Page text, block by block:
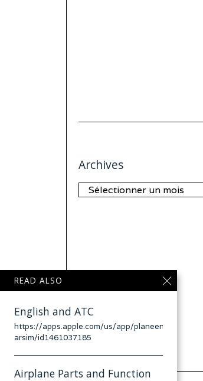
Archives
Archives
READ ALSO
English and ATC
https://apps.apple.com/us/app/planeenglish-
arsim/id1461037185
Airplane Parts and Function